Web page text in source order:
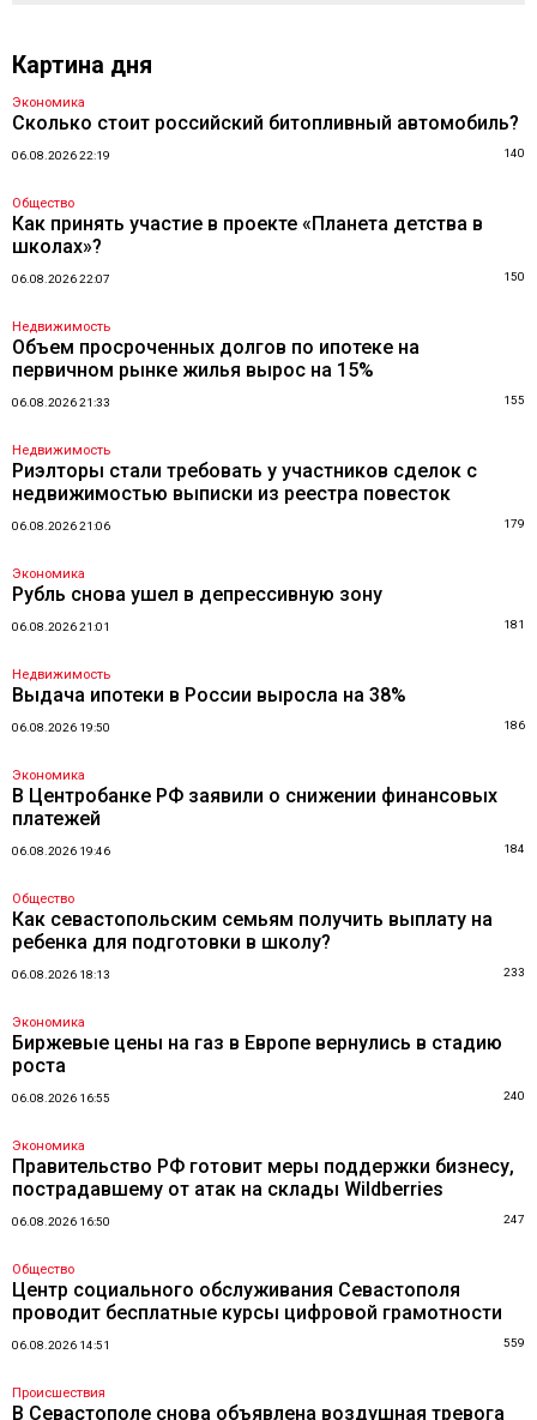
Картина дня
Экономика
Сколько стоит российский битопливный автомобиль?
06.08.2026 22:19 140
Общество
Как принять участие в проекте «Планета детства в
школах»?
06.08.2026 22:07 150
Недвижимость
Объем просроченных долгов по ипотеке на
первичном рынке жилья вырос на 15%
06.08.2026 21:33 155
Недвижимость
Риэлторы стали требовать у участников сделок с
недвижимостью выписки из реестра повесток
06.08.2026 21:06 179
Экономика
Рубль снова ушел в депрессивную зону
06.08.2026 21:01 181
Недвижимость
Выдача ипотеки в России выросла на 38%
06.08.2026 19:50 186
Экономика
В Центробанке РФ заявили о снижении финансовых
платежей
06.08.2026 19:46 184
Общество
Как севастопольским семьям получить выплату на
ребенка для подготовки в школу?
06.08.2026 18:13 233
Экономика
Биржевые цены на газ в Европе вернулись в стадию
роста
06.08.2026 16:55 240
Экономика
Правительство РФ готовит меры поддержки бизнесу,
пострадавшему от атак на склады Wildberries
06.08.2026 16:50 247
Общество
Центр социального обслуживания Севастополя
проводит бесплатные курсы цифровой грамотности
06.08.2026 14:51 559
Происшествия
В Севастополе снова объявлена воздушная тревога